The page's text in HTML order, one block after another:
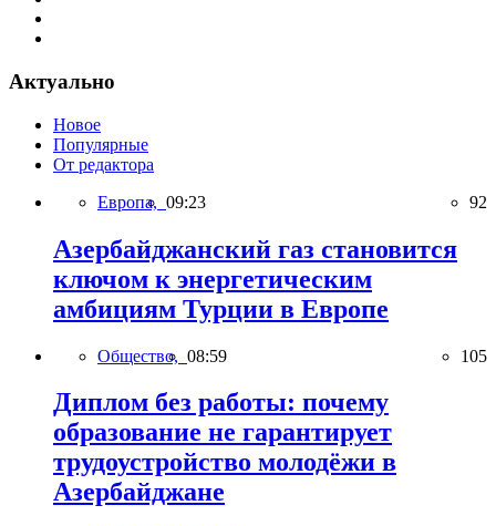
Актуально
Новое
Популярные
От редактора
Европа, 09:23 92
Азербайджанский газ становится
ключом к энергетическим
амбициям Турции в Европе
Общество, 08:59 105
Диплом без работы: почему
образование не гарантирует
трудоустройство молодёжи в
Азербайджане